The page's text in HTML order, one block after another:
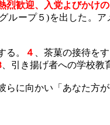
烈歓迎、入党よびかけ
ループ５)を出した。
る。 ４ 、茶菓の接待をす
、引き揚げ者への学校教
に向かい「あなた方